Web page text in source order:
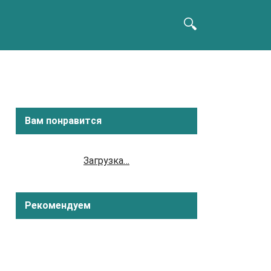
Вам понравится
Загрузка…
Рекомендуем